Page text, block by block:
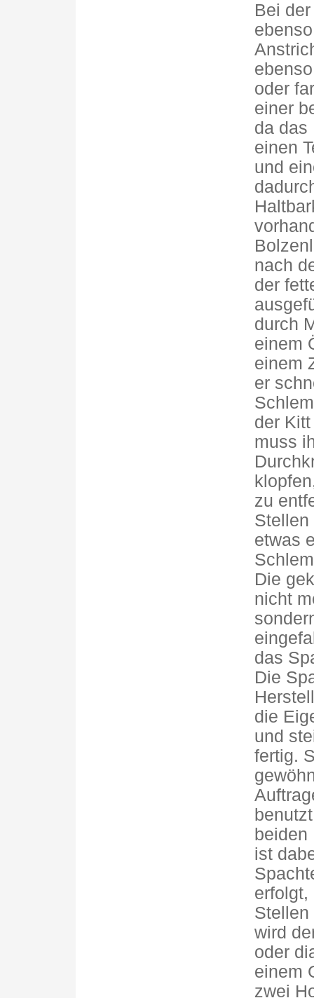
Bei
oder
einer
da das
einen
und
nach
der
durch
einem
einem
er
der
muss
zu
Stellen
etwas
Die
nicht
das
Die
die
und
fertig.
beiden
ist
erfolgt,
Stellen
wird
oder
einem
zwei